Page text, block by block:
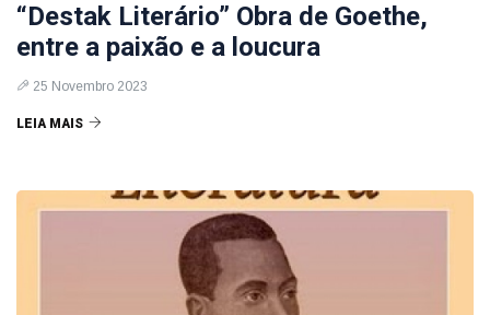
“Destak Literário” Obra de Goethe,
entre a paixão e a loucura
25 Novembro 2023
LEIA MAIS